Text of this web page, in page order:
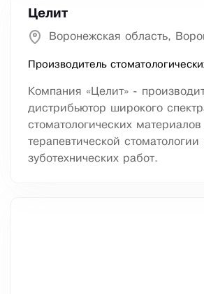
Целит
Воронежская область,
Производитель
Компания «Целит» -
дистрибьютор широкого
стоматологических
терапевтической
зуботехнических работ.